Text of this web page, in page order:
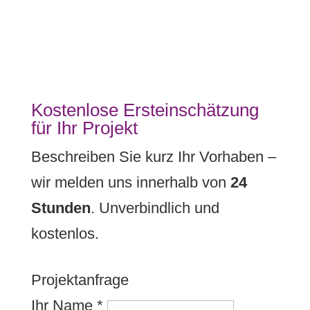
Kostenlose Ersteinschätzung
für Ihr Projekt
Beschreiben Sie kurz Ihr Vorhaben –
wir melden uns innerhalb von 24
Stunden. Unverbindlich und
kostenlos.
Projektanfrage
Ihr Name *